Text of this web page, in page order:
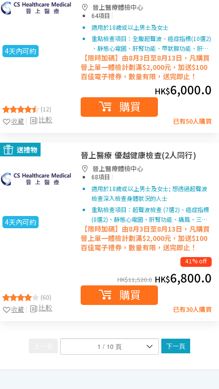
4天內可約
(12)
比較
收藏
晉上醫療體檢中心
64項目 |
適用於18歲或以上男士及女士
重點檢查項目：全腹超聲波、癌症指標(10選2)
、靜態心電圖、肝腎功能、甲狀腺功能、肝…
【限時加碼】由8月3日至8月13日，凡購買
晉上單一體檢計劃滿$2,000元，加送$100
百佳電子禮券，數量有限，送完即止！
HK$6,000.0
購買
已有50人購買
送禮物
4天內可約
(60)
比較
收藏
晉上醫療 優越健康檢查(2人同行)
晉上醫療體檢中心
68項目 |
適用於18歲或以上男士及女士; 想透過超聲波
檢查深入檢查身體狀況的人士
重點檢查項目：超聲波檢查 (7選2)、癌症指標
(8選2)、靜態心電圖、肝腎功能、痛風、三…
【限時加碼】由8月3日至8月13日，凡購買
晉上單一體檢計劃滿$2,000元，加送$100
百佳電子禮券，數量有限，送完即止！
41% off
HK$11,520.0 HK$6,800.0
購買
已有30人購買
下一頁